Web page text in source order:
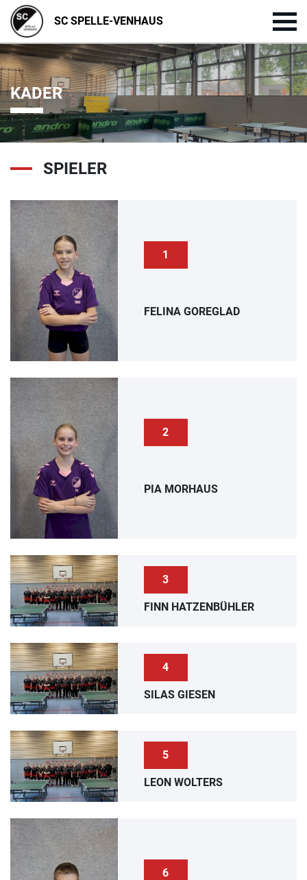
SC SPELLE-VENHAUS
KADER
SPIELER
1
FELINA GOREGLAD
2
PIA MORHAUS
3
FINN HATZENBÜHLER
4
SILAS GIESEN
5
LEON WOLTERS
6